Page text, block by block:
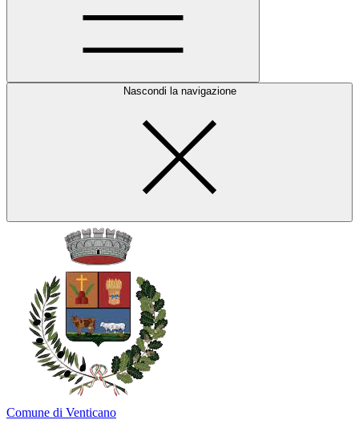
Nascondi la navigazione
Comune di Venticano